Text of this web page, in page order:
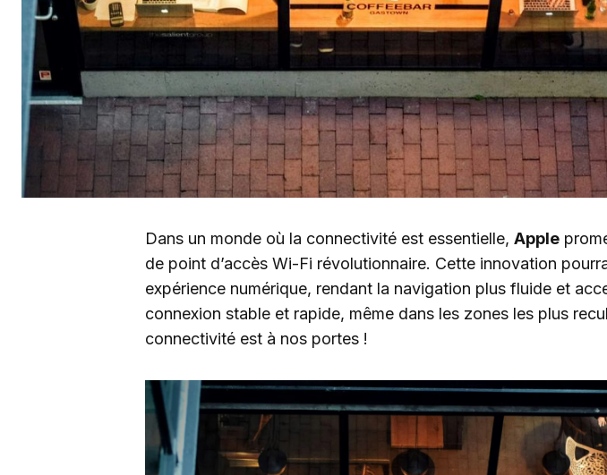
Dans un monde où la connectivité est essentielle, Apple
de point d’accès Wi-Fi révolutionnaire. Cette innovation
expérience numérique, rendant la navigation plus fluide et
connexion stable et rapide, même dans les zones les plus
connectivité est à nos portes !